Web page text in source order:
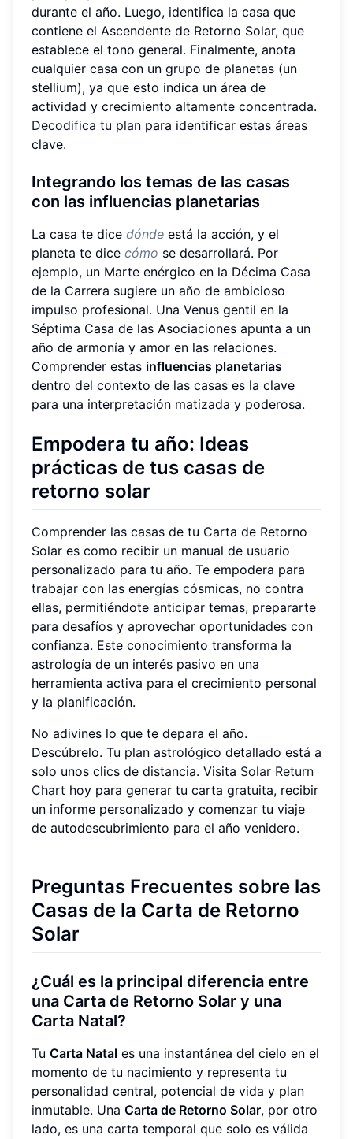
durante el año. Luego, identifica la casa que
contiene el Ascendente de Retorno Solar, que
establece el tono general. Finalmente, anota
cualquier casa con un grupo de planetas (un
stellium), ya que esto indica un área de
actividad y crecimiento altamente concentrada.
Decodifica tu plan para identificar estas áreas
clave.
Integrando los temas de las casas
con las influencias planetarias
La casa te dice dónde está la acción, y el
planeta te dice cómo se desarrollará. Por
ejemplo, un Marte enérgico en la Décima Casa
de la Carrera sugiere un año de ambicioso
impulso profesional. Una Venus gentil en la
Séptima Casa de las Asociaciones apunta a un
año de armonía y amor en las relaciones.
Comprender estas influencias planetarias
dentro del contexto de las casas es la clave
para una interpretación matizada y poderosa.
Empodera tu año: Ideas
prácticas de tus casas de
retorno solar
Comprender las casas de tu Carta de Retorno
Solar es como recibir un manual de usuario
personalizado para tu año. Te empodera para
trabajar con las energías cósmicas, no contra
ellas, permitiéndote anticipar temas, prepararte
para desafíos y aprovechar oportunidades con
confianza. Este conocimiento transforma la
astrología de un interés pasivo en una
herramienta activa para el crecimiento personal
y la planificación.
No adivines lo que te depara el año.
Descúbrelo. Tu plan astrológico detallado está a
solo unos clics de distancia. Visita Solar Return
Chart hoy para generar tu carta gratuita, recibir
un informe personalizado y comenzar tu viaje
de autodescubrimiento para el año venidero.
Preguntas Frecuentes sobre las
Casas de la Carta de Retorno
Solar
¿Cuál es la principal diferencia entre
una Carta de Retorno Solar y una
Carta Natal?
Tu Carta Natal es una instantánea del cielo en el
momento de tu nacimiento y representa tu
personalidad central, potencial de vida y plan
inmutable. Una Carta de Retorno Solar, por otro
lado, es una carta temporal que solo es válida